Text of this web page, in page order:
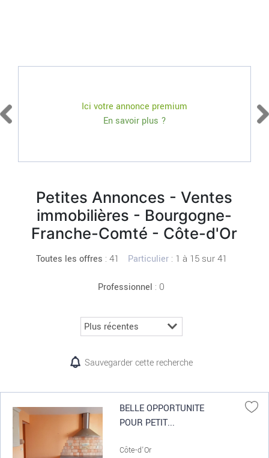
Ici votre annonce premium
En savoir plus ?
Petites Annonces - Ventes
immobilières - Bourgogne-
Franche-Comté - Côte-d'Or
Toutes les offres : 41 Particulier: 1 à 15 sur 41
Professionnel : 0
Sauvegarder cette recherche
BELLE OPPORTUNITE
POUR PETIT...
Côte-d'Or